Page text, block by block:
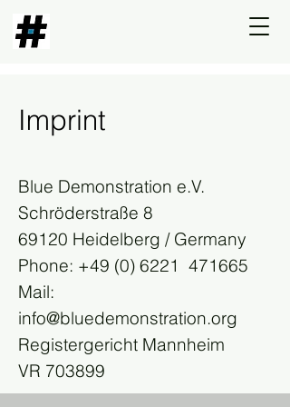
Imprint
Blue Demonstration e.V.
Schröderstraße 8
69120 Heidelberg / Germany
Phone: +49 (0) 6221 471665
Mail:
info@bluedemonstration.org
Registergericht Mannheim
VR 703899